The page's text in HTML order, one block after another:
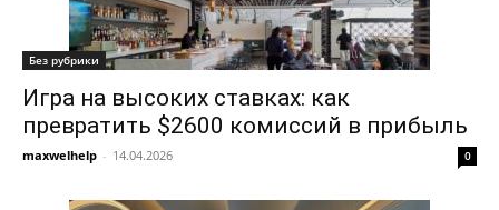
Без рубрики
Игра на высоких ставках: как
превратить $2600 комиссий в прибыль
maxwelhelp - 14.04.2026 0